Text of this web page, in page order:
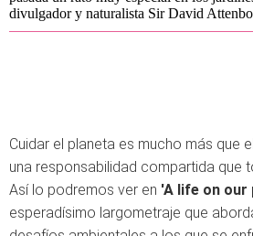
divulgador y naturalista Sir David
Cuidar el planeta es mucho más que
una responsabilidad compartida que
Así lo podremos ver en 'A life on our
esperadísimo largometraje que